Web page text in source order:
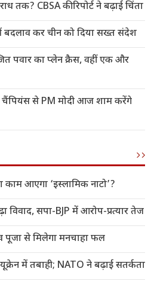
तक? CBSA की रिपोर्ट ने बढ़ाई चिंता
कर चीन को दिया सख्त संदेश
पवार का प्लेन क्रैस, वहीं एक और
चैंपियंस से PM मोदी आज शाम करेंगे
काम आएगा ‘इस्लामिक नाटो’?
विवाद, सपा-BJP में आरोप-प्रत्यार तेज
पूजा से मिलेगा मनचाहा फल
में तबाही; NATO ने बढ़ाई सतर्कता